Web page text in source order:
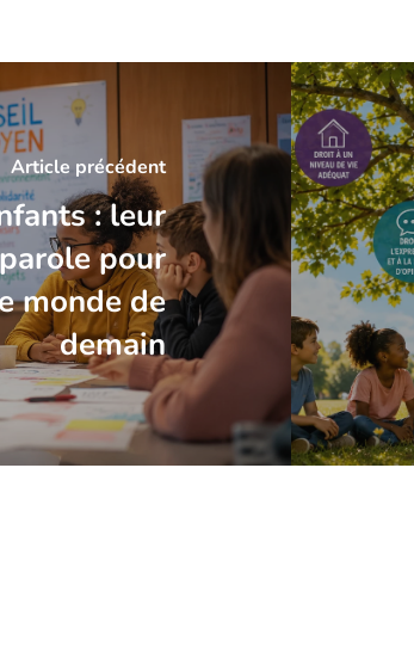
Article précédent
: leur
pour
monde de
demain